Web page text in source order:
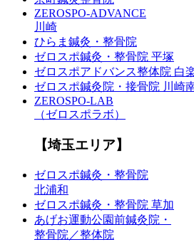
ZEROSPO-ADVANCE
川崎
ひらま鍼灸・整骨院
ゼロスポ鍼灸・整骨院 平塚
ゼロスポアドバンス整体院 白
ゼロスポ鍼灸院・接骨院 川崎
ZEROSPO-LAB
（ゼロスポラボ）
【埼玉エリア】
ゼロスポ鍼灸・整骨院
北浦和
ゼロスポ鍼灸・整骨院 草加
あげお運動公園前鍼灸院・
整骨院／整体院